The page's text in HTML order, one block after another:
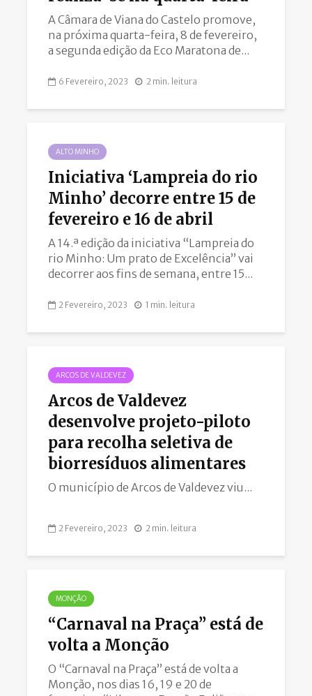
A Câmara de Viana do Castelo promove,
na próxima quarta-feira, 8 de fevereiro,
a segunda edição da Eco Maratona de...
6 Fevereiro, 2023 2 min. leitura
ALTO MINHO
Iniciativa ‘Lampreia do rio
Minho’ decorre entre 15 de
fevereiro e 16 de abril
A 14.ª edição da iniciativa “Lampreia do
rio Minho: Um prato de Excelência” vai
decorrer aos fins de semana, entre 15...
2 Fevereiro, 2023 1 min. leitura
ARCOS DE VALDEVEZ
Arcos de Valdevez
desenvolve projeto-piloto
para recolha seletiva de
biorresíduos alimentares
O município de Arcos de Valdevez viu...
2 Fevereiro, 2023 2 min. leitura
MONÇÃO
“Carnaval na Praça” está de
volta a Monção
O “Carnaval na Praça” está de volta a
Monção, nos dias 16, 19 e 20 de